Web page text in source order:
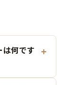
は何です